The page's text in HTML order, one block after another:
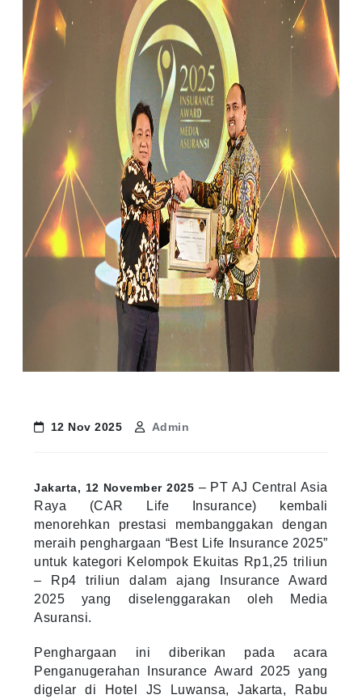
12 Nov 2025 Admin
Jakarta, 12 November 2025 – PT AJ Central Asia
Raya (CAR Life Insurance) kembali
menorehkan prestasi membanggakan dengan
meraih penghargaan “Best Life Insurance 2025”
untuk kategori Kelompok Ekuitas Rp1,25 triliun
– Rp4 triliun dalam ajang Insurance Award
2025 yang diselenggarakan oleh Media
Asuransi.
Penghargaan ini diberikan pada acara
Penganugerahan Insurance Award 2025 yang
digelar di Hotel JS Luwansa, Jakarta, Rabu